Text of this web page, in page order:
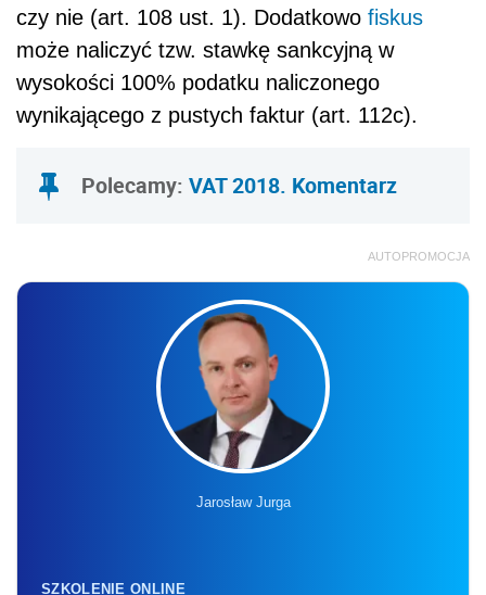
czy nie (art. 108 ust. 1). Dodatkowo fiskus
może naliczyć tzw. stawkę sankcyjną w
wysokości 100% podatku naliczonego
wynikającego z pustych faktur (art. 112c).
Polecamy: VAT 2018. Komentarz
AUTOPROMOCJA
Jarosław Jurga
SZKOLENIE ONLINE